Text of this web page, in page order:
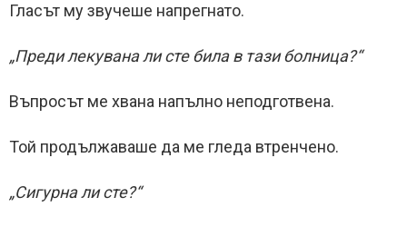
Гласът му звучеше напрегнато.
„Преди лекувана ли сте била в тази болница?“
Въпросът ме хвана напълно неподготвена.
Той продължаваше да ме гледа втренчено.
„Сигурна ли сте?“